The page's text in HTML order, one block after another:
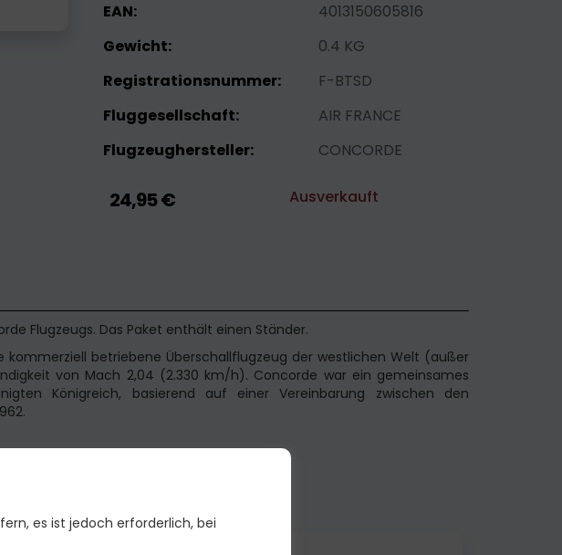
EAN:
4013150605816
Gewicht:
0.4 KG
Registrationsnummer:
F-BTSD
Fluggesellschaft:
AIR FRANCE
Flugzeughersteller:
CONCORDE
24,95 € Ausverkauft
Flugzeugs. Das Paket enthält einen Ständer.
kommerziell betriebene Überschallflugzeug der westlichen Welt (außer
von Mach 2,04 (2.330 km/h). Concorde war ein gemeinsames
Königreich, basierend auf einer Vereinbarung zwischen den
es ist jedoch erforderlich, bei